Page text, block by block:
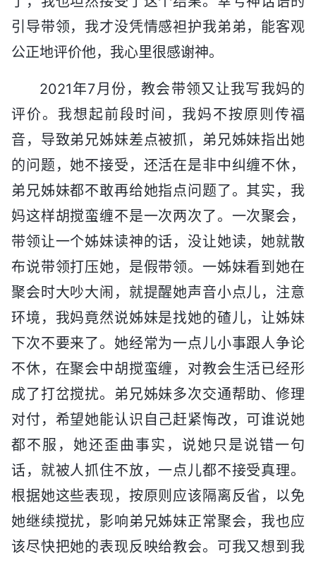
引导带领，我才没凭情感袒护我弟弟，能客观
公正地评价他，我心里很感谢神。
2021年7月份，教会带领又让我写我妈的
评价。我想起前段时间，我妈不按原则传福
音，导致弟兄姊妹差点被抓，弟兄姊妹指出她
的问题，她不接受，还活在是非中纠缠不休，
弟兄姊妹都不敢再给她指点问题了。其实，我
妈这样胡搅蛮缠不是一次两次了。一次聚会，
带领让一个姊妹读神的话，没让她读，她就散
布说带领打压她，是假带领。一姊妹看到她在
聚会时大吵大闹，就提醒她声音小点儿，注意
环境，我妈竟然说姊妹是找她的碴儿，让姊妹
下次不要来了。她经常为一点儿小事跟人争论
不休，在聚会中胡搅蛮缠，对教会生活已经形
成了打岔搅扰。弟兄姊妹多次交通帮助、修理
对付，希望她能认识自己赶紧悔改，可谁说她
都不服，她还歪曲事实，说她只是说错一句
话，就被人抓住不放，一点儿都不接受真理。
根据她这些表现，按原则应该隔离反省，以免
她继续搅扰，影响弟兄姊妹正常聚会，我也应
该尽快把她的表现反映给教会。可我又想到我